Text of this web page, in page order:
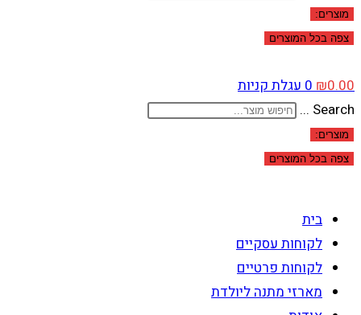
מוצרים:
צפה בכל המוצרים
₪0.00
0עגלת קניות
Search ...
מוצרים:
צפה בכל המוצרים
בית
לקוחות עסקיים
לקוחות פרטיים
מארזי מתנה ליולדת